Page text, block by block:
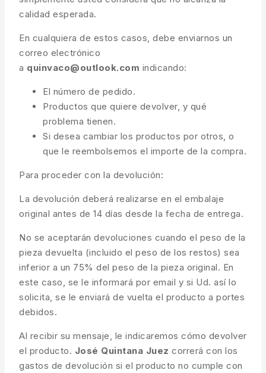
calidad esperada.
En cualquiera de estos casos, debe enviarnos un
correo electrónico
a quinvaco@outlook.com indicando:
El número de pedido.
Productos que quiere devolver, y qué
problema tienen.
Si desea cambiar los productos por otros, o
que le reembolsemos el importe de la compra.
Para proceder con la devolución:
La devolución deberá realizarse en el embalaje
original antes de 14 días desde la fecha de entrega.
No se aceptarán devoluciones cuando el peso de la
pieza devuelta (incluido el peso de los restos) sea
inferior a un 75% del peso de la pieza original. En
este caso, se le informará por email y si Ud. así lo
solicita, se le enviará de vuelta el producto a portes
debidos.
Al recibir su mensaje, le indicaremos cómo devolver
el producto. José Quintana Juez correrá con los
gastos de devolución si el producto no cumple con